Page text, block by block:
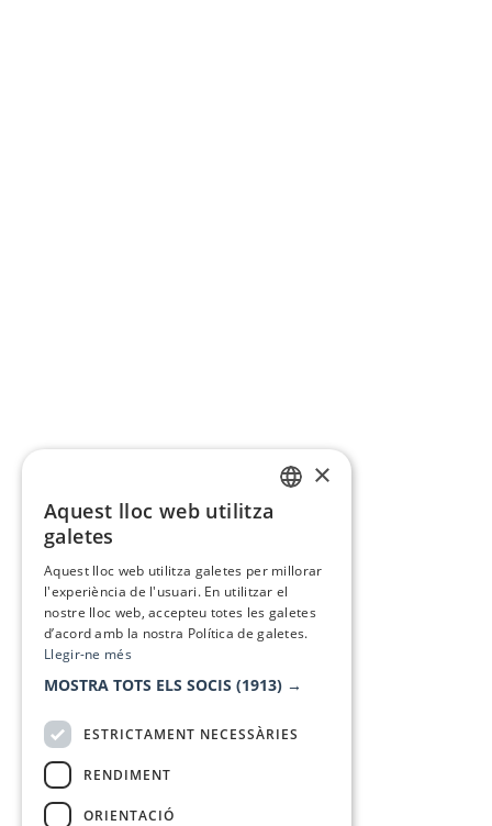
×
Aquest lloc web utilitza
galetes
Aquest lloc web utilitza galetes per millorar
l'experiència de l'usuari. En utilitzar el
nostre lloc web, accepteu totes les galetes
d’acord amb la nostra Política de galetes.
Llegir-ne més
MOSTRA TOTS ELS SOCIS (1913) →
ESTRICTAMENT NECESSÀRIES
RENDIMENT
ORIENTACIÓ